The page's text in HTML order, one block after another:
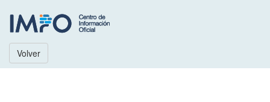
Volver